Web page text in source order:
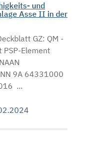
und
Asse II in der
GZ: QM -
Element
NN 9A 64331000
...